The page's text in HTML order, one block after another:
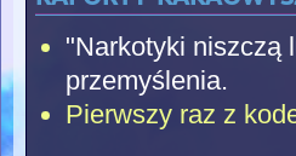
"Narkotyki niszczą
przemyślenia.
Pierwszy raz z